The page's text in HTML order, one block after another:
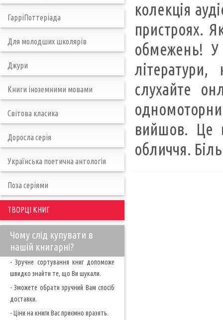
колекція
пристроях.
обмежень! У
слухайте
вийшов. Це
обличчя.
ГарріПоттеріада
Для молодших школярів
Джури
Книги іноземними мовами
Світова класика
Доросла серія
Українська поетична антологія
Поза серіями
ТВОРЦІ КНИГ
Чому слід купувати в
нашій книгарні?
- Зручне сортування книг допоможе
швидко знайти те, що Ви шукали.
- Зможете обрати зручний Вам спосіб
доставки.
- Ціни на книги Вас приємно вразять.